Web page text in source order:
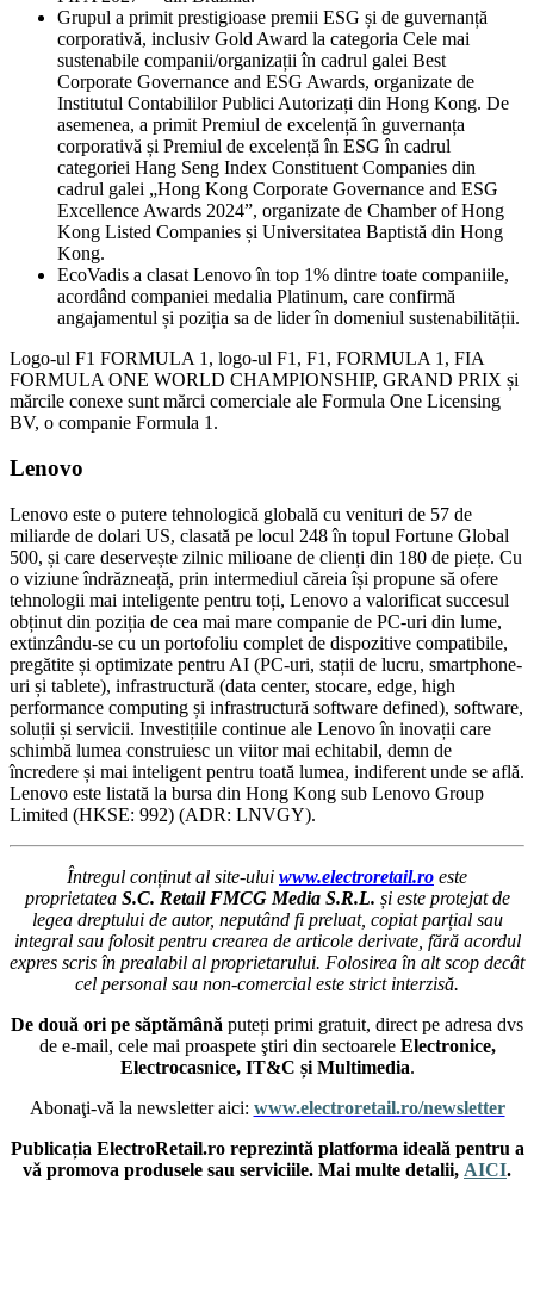
Grupul a primit prestigioase premii ESG și de guvernanță
corporativă, inclusiv Gold Award la categoria Cele mai
sustenabile companii/organizații în cadrul galei Best
Corporate Governance and ESG Awards, organizate de
Institutul Contabililor Publici Autorizați din Hong Kong. De
asemenea, a primit Premiul de excelență în guvernanța
corporativă și Premiul de excelență în ESG în cadrul
categoriei Hang Seng Index Constituent Companies din
cadrul galei „Hong Kong Corporate Governance and ESG
Excellence Awards 2024”, organizate de Chamber of Hong
Kong Listed Companies și Universitatea Baptistă din Hong
Kong.
EcoVadis a clasat Lenovo în top 1% dintre toate companiile,
acordând companiei medalia Platinum, care confirmă
angajamentul și poziția sa de lider în domeniul sustenabilității.
Logo-ul F1 FORMULA 1, logo-ul F1, F1, FORMULA 1, FIA
FORMULA ONE WORLD CHAMPIONSHIP, GRAND PRIX și
mărcile conexe sunt mărci comerciale ale Formula One Licensing
BV, o companie Formula 1.
Lenovo
Lenovo este o putere tehnologică globală cu venituri de 57 de
miliarde de dolari US, clasată pe locul 248 în topul Fortune Global
500, și care deservește zilnic milioane de clienți din 180 de piețe. Cu
o viziune îndrăzneață, prin intermediul căreia își propune să ofere
tehnologii mai inteligente pentru toți, Lenovo a valorificat succesul
obținut din poziția de cea mai mare companie de PC-uri din lume,
extinzându-se cu un portofoliu complet de dispozitive compatibile,
pregătite și optimizate pentru AI (PC-uri, stații de lucru, smartphone-
uri și tablete), infrastructură (data center, stocare, edge, high
performance computing și infrastructură software defined), software,
soluții și servicii. Investițiile continue ale Lenovo în inovații care
schimbă lumea construiesc un viitor mai echitabil, demn de
încredere și mai inteligent pentru toată lumea, indiferent unde se află.
Lenovo este listată la bursa din Hong Kong sub Lenovo Group
Limited (HKSE: 992) (ADR: LNVGY).
Întregul conținut al site-ului www.electroretail.ro este
proprietatea S.C. Retail FMCG Media S.R.L. și este protejat de
legea dreptului de autor, neputând fi preluat, copiat parțial sau
integral sau folosit pentru crearea de articole derivate, fără acordul
expres scris în prealabil al proprietarului. Folosirea în alt scop decât
cel personal sau non-comercial este strict interzisă.
De două ori pe săptămână puteți primi gratuit, direct pe adresa dvs
de e-mail, cele mai proaspete ştiri din sectoarele Electronice,
Electrocasnice, IT&C și Multimedia.
Abonaţi-vă la newsletter aici: www.electroretail.ro/newsletter
Publicația ElectroRetail.ro reprezintă platforma ideală pentru a
vă promova produsele sau serviciile. Mai multe detalii, AICI.